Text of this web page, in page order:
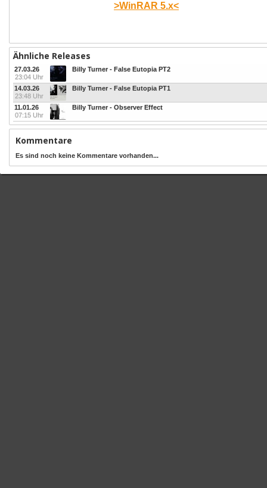
>WinRAR 5.x<
Ähnliche Releases
27.03.26
23:04 Uhr
Billy Turner - False Eutopia PT2
14.03.26
23:48 Uhr
Billy Turner - False Eutopia PT1
11.01.26
07:15 Uhr
Billy Turner - Observer Effect
Kommentare
Es sind noch keine Kommentare vorhanden...